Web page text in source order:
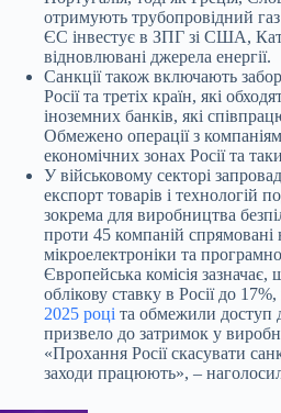
отримують трубопровідний
ЄС інвестує в ЗПГ зі США,
відновлювані джерела енергії.
Санкції також включають
Росії та третіх країн, які
іноземних банків, які
Обмежено операції з
економічних зонах Росії та
У військовому секторі
експорт товарів і технологій
зокрема для виробництва
проти 45 компаній
мікроелектроніки та
Європейська комісія
облікову ставку в Росії до
2025 році та обмежили доступ
призвело до затримок у
«Прохання Росії скасувати
заходи працюють», –